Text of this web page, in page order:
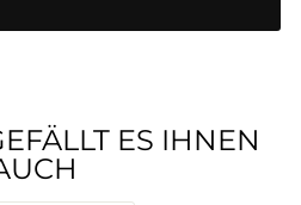
ES IHNEN